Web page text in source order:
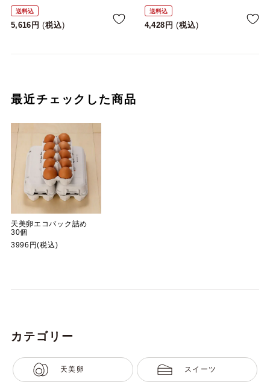
送料込
5,616 税込
送料込
4,428 税込
最近チェックした商品
天美卵エコパック詰め
30個
3996円(税込)
カテゴリー
天美卵 スイーツ